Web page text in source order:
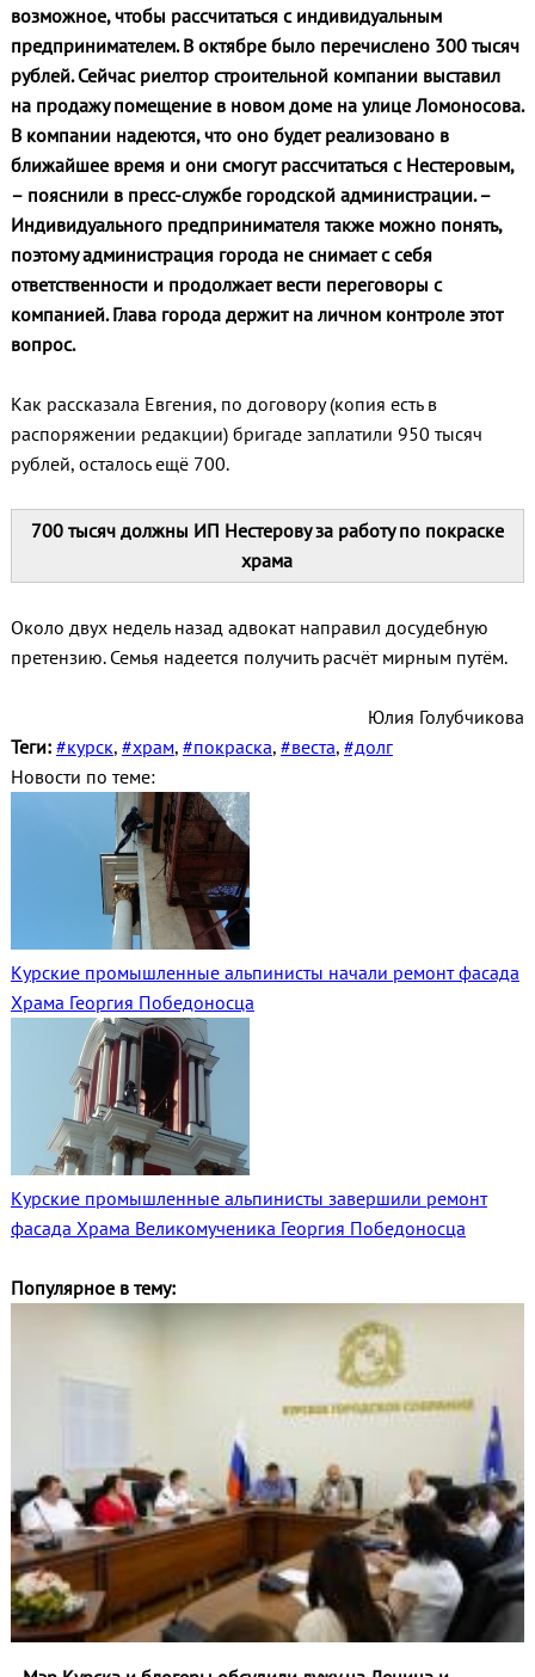
возможное, чтобы рассчитаться с индивидуальным
предпринимателем. В октябре было перечислено 300 тысяч
рублей. Сейчас риелтор строительной компании выставил
на продажу помещение в новом доме на улице Ломоносова.
В компании надеются, что оно будет реализовано в
ближайшее время и они смогут рассчитаться с Нестеровым,
– пояснили в пресс-службе городской администрации. –
Индивидуального предпринимателя также можно понять,
поэтому администрация города не снимает с себя
ответственности и продолжает вести переговоры с
компанией. Глава города держит на личном контроле этот
вопрос.
Как рассказала Евгения, по договору (копия есть в
распоряжении редакции) бригаде заплатили 950 тысяч
рублей, осталось ещё 700.
700 тысяч должны ИП Нестерову за работу по покраске
храма
Около двух недель назад адвокат направил досудебную
претензию. Семья надеется получить расчёт мирным путём.
Юлия Голубчикова
Теги: #курск, #храм, #покраска, #веста, #долг
Новости по теме:
Курские промышленные альпинисты начали ремонт фасада
Храма Георгия Победоносца
Курские промышленные альпинисты завершили ремонт
фасада Храма Великомученика Георгия Победоносца
Популярное в тему: